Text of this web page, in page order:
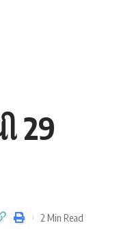
29
2 Min Read